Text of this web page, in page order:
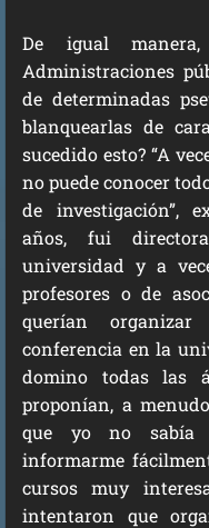
De igual
Administraciones
de determinadas
blanquearlas de
sucedido esto? “A
no puede conocer
de investigación”,
años, fui
universidad y a
profesores o de
querían
conferencia en la
domino todas las
proponían, a
que yo no sabía
informarme
cursos muy
intentaron que